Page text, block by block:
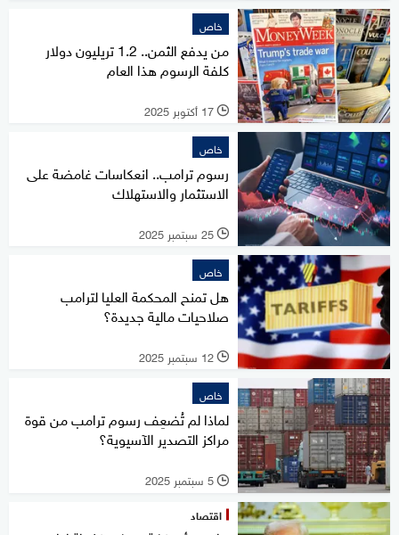
خاص
من يدفع الثمن.. 1.2 تريليون دولار
كلفة الرسوم هذا العام
l 17 أكتوبر 2025
خاص
رسوم ترامب.. انعكاسات غامضة على
الاستثمار والاستهلاك
l 25 سبتمبر 2025
خاص
هل تمنح المحكمة العليا لترامب
صلاحيات مالية جديدة؟
l 12 سبتمبر 2025
خاص
لماذا لم تُضعِف رسوم ترامب من قوة
مراكز التصدير الآسيوية؟
l 5 سبتمبر 2025
اقتصاد